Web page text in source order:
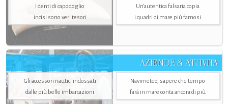
I denti di capodoglio
incisi sono veri tesori
Un’autentica falsaria copia
i quadri di mare più famosi
AZIENDE & ATTIVITÀ
Gli accessori nautici indossati
dalle più belle imbarcazioni
Navimeteo, sapere che tempo
farà in mare conta ancora di più